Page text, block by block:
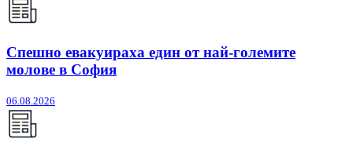
Спешно евакуираха един от най-големите
молове в София
06.08.2026